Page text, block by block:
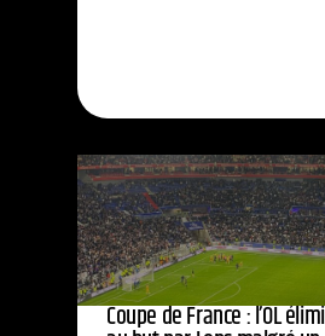
Coupe de France : l’OL